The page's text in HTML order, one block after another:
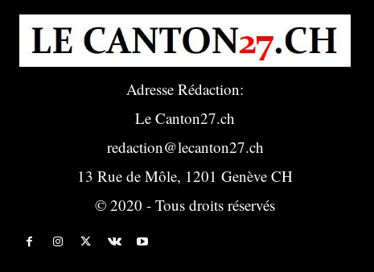
Adresse Rédaction:
Le Canton27.ch
redaction@lecanton27.ch
13 Rue de Môle, 1201 Genève CH
© 2020 - Tous droits réservés